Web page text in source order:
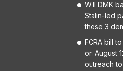
Will DMK
Stalin-led
these 3
FCRA bill
on August
outreach